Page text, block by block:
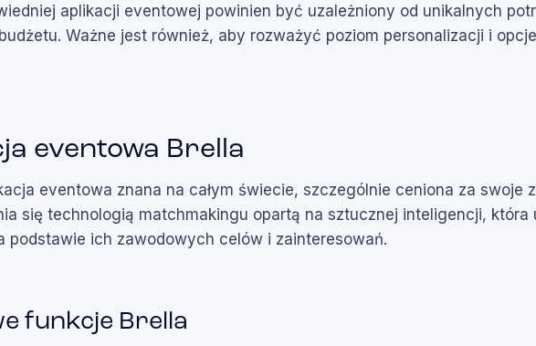
aplikacji eventowej powinien być uzależniony od unikalnych
Ważne jest również, aby rozważyć poziom personalizacji i
eventowa Brella
eventowa znana na całym świecie, szczególnie ceniona za swoje
się technologią matchmakingu opartą na sztucznej inteligencji,
podstawie ich zawodowych celów i zainteresowań.
funkcje Brella